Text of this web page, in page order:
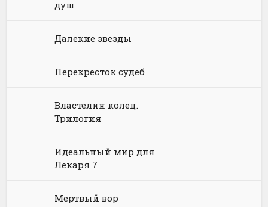
Языкознание
Социальная фантастика
Ужасы и Мистика
душ
Далекие звезды
Перекресток судеб
Властелин колец.
Трилогия
Идеальный мир для
Лекаря 7
Мертвый вор